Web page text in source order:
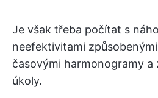
Je však třeba počítat s
neefektivitami
časovými harmonogramy a
úkoly.